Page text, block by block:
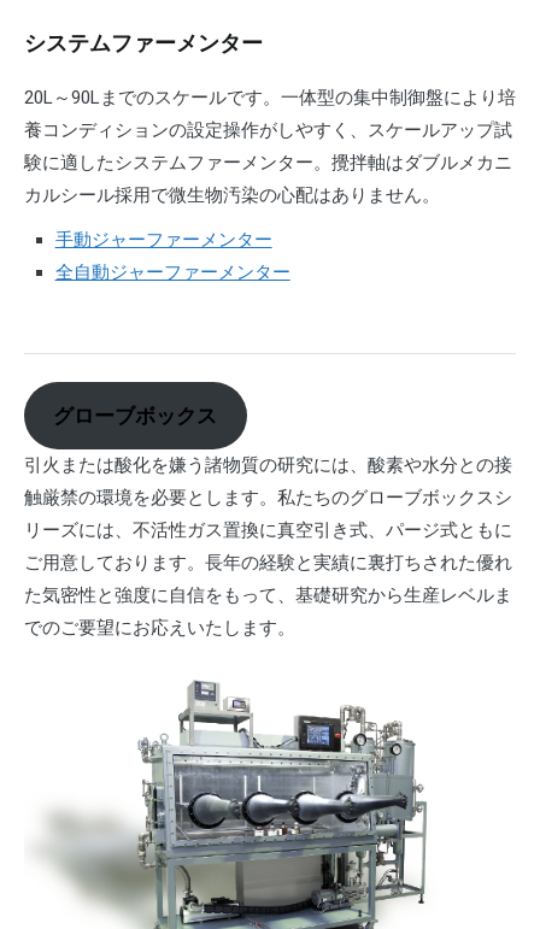
システムファーメンター
20L～90Lまでのスケールです。一体型の集中制御盤により培
養コンディションの設定操作がしやすく、スケールアップ試
験に適したシステムファーメンター。攪拌軸はダブルメカニ
カルシール採用で微生物汚染の心配はありません。
手動ジャーファーメンター
全自動ジャーファーメンター
グローブボックス
引火または酸化を嫌う諸物質の研究には、酸素や水分との接
触厳禁の環境を必要とします。私たちのグローブボックスシ
リーズには、不活性ガス置換に真空引き式、パージ式ともに
ご用意しております。長年の経験と実績に裏打ちされた優れ
た気密性と強度に自信をもって、基礎研究から生産レベルま
でのご要望にお応えいたします。